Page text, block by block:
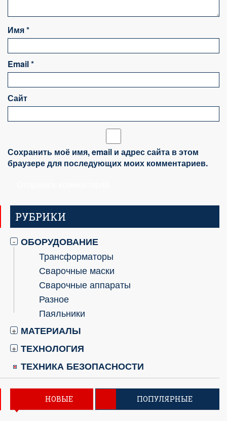
Имя*
Email*
Сайт
Сохранить моё имя, email и адрес сайта в этом
браузере для последующих моих комментариев.
РУБРИКИ
- ОБОРУДОВАНИЕ
Трансформаторы
Сварочные маски
Сварочные аппараты
Разное
Паяльники
+ МАТЕРИАЛЫ
+ ТЕХНОЛОГИЯ
ТЕХНИКА БЕЗОПАСНОСТИ
НОВЫЕ ПОПУЛЯРНЫЕ